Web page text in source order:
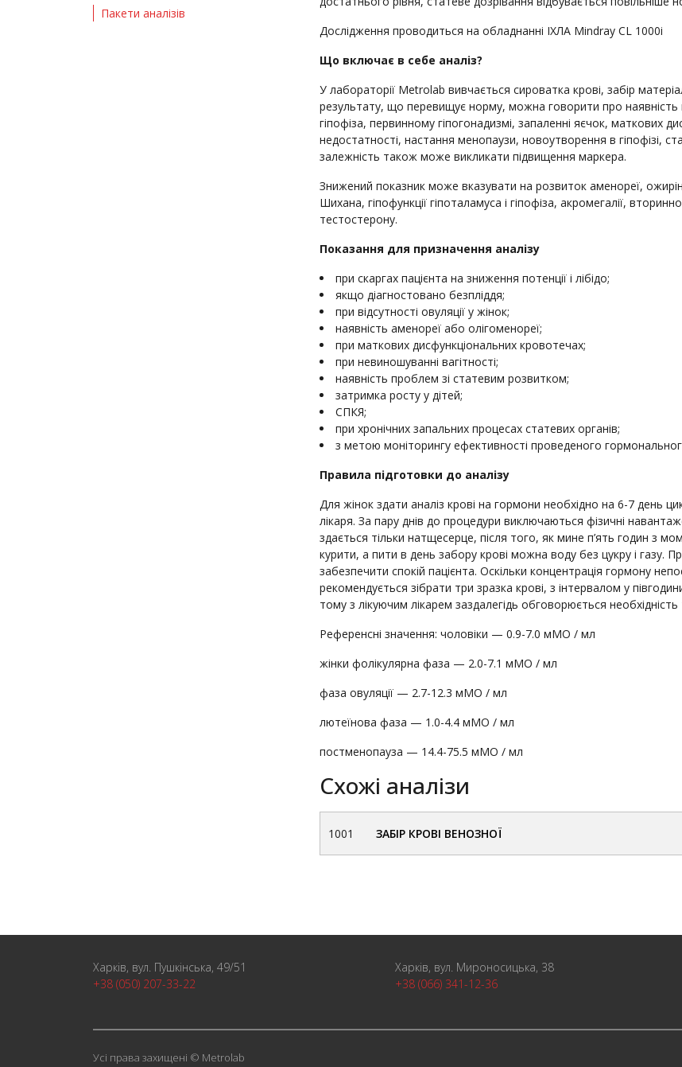
Пакети аналізів
Дослідження проводиться на обладнанні ІХЛА Mindray CL 1000i
Що включає в себе аналіз?
У лабораторії Metrolab вивчається сироватка крові, забір
результату, що перевищує норму, можна говорити про наявність
гіпофіза, первинному гіпогонадизмі, запаленні яєчок, маткових
недостатності, настання менопаузи, новоутворення в гіпофізі,
залежність також може викликати підвищення маркера.
Знижений показник може вказувати на розвиток аменореї,
Шихана, гіпофункції гіпоталамуса і гіпофіза, акромегалії,
тестостерону.
Показання для призначення аналізу
при скаргах пацієнта на зниження потенції і лібідо;
якщо діагностовано безпліддя;
при відсутності овуляції у жінок;
наявність аменореї або олігоменореї;
при маткових дисфункціональних кровотечах;
при невиношуванні вагітності;
наявність проблем зі статевим розвитком;
затримка росту у дітей;
СПКЯ;
при хронічних запальних процесах статевих органів;
з метою моніторингу ефективності проведеного
Правила підготовки до аналізу
Для жінок здати аналіз крові на гормони необхідно на 6-7 день
лікаря. За пару днів до процедури виключаються фізичні
здається тільки натщесерце, після того, як мине п’ять годин з
курити, а пити в день забору крові можна воду без цукру і газу.
забезпечити спокій пацієнта. Оскільки концентрація гормону
рекомендується зібрати три зразка крові, з інтервалом у
тому з лікуючим лікарем заздалегідь обговорюється
Референсні значення: чоловіки — 0.9-7.0 мМО / мл
жінки фолікулярна фаза — 2.0-7.1 мМО / мл
фаза овуляції — 2.7-12.3 мМО / мл
лютеїнова фаза — 1.0-4.4 мМО / мл
постменопауза — 14.4-75.5 мМО / мл
Схожі аналізи
1001 ЗАБІР КРОВІ ВЕНОЗНОЇ
Харків, вул. Пушкінська, 49/51
+38 (050) 207-33-22
Харків, вул. Мироносицька, 38
+38 (066) 341-12-36
Усі права захищені © Metrolab